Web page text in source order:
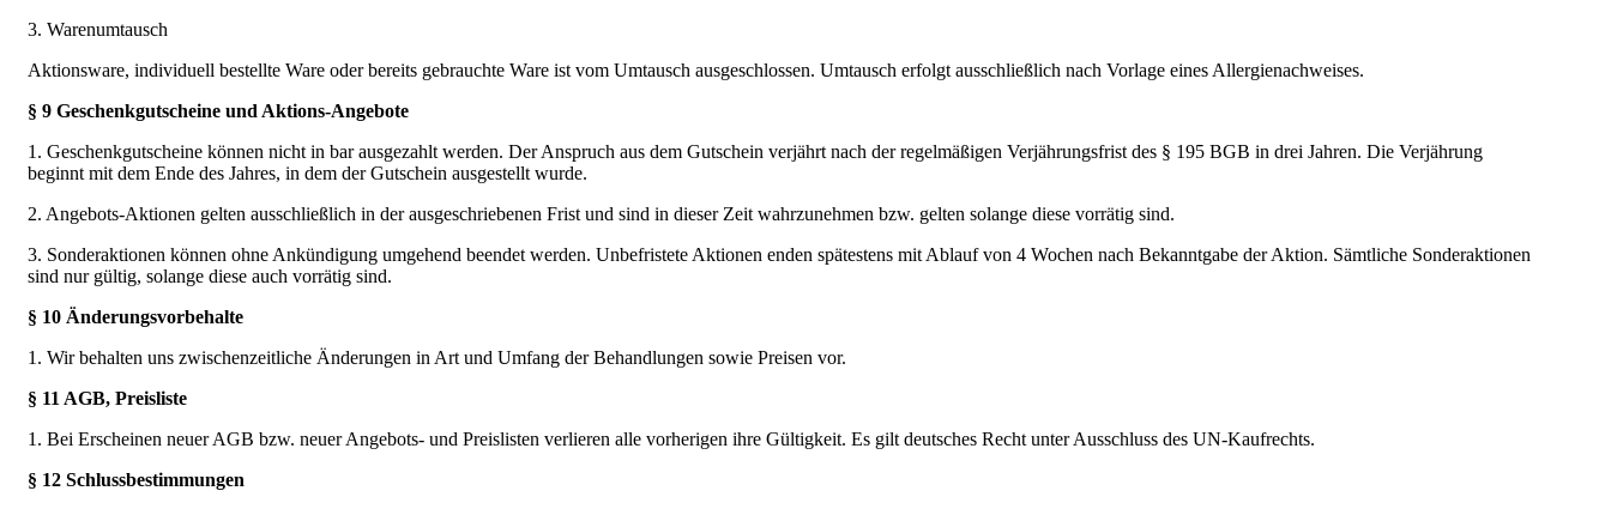
3. Warenumtausch
Aktionsware, individuell bestellte Ware oder bereits gebrauchte Ware ist vom Umtausch ausgeschlossen. Umtausch erfolgt ausschließlich nach Vorlage eines Allergienachweises.
§ 9 Geschenkgutscheine und Aktions-Angebote
1. Geschenkgutscheine können nicht in bar ausgezahlt werden. Der Anspruch aus dem Gutschein verjährt nach der regelmäßigen Verjährungsfrist des § 195 BGB in drei Jahren. Die Verjährung
beginnt mit dem Ende des Jahres, in dem der Gutschein ausgestellt wurde.
2. Angebots-Aktionen gelten ausschließlich in der ausgeschriebenen Frist und sind in dieser Zeit wahrzunehmen bzw. gelten solange diese vorrätig sind.
3. Sonderaktionen können ohne Ankündigung umgehend beendet werden. Unbefristete Aktionen enden spätestens mit Ablauf von 4 Wochen nach Bekanntgabe der Aktion. Sämtliche Sonderaktionen
sind nur gültig, solange diese auch vorrätig sind.
§ 10 Änderungsvorbehalte
1. Wir behalten uns zwischenzeitliche Änderungen in Art und Umfang der Behandlungen sowie Preisen vor.
§ 11 AGB, Preisliste
1. Bei Erscheinen neuer AGB bzw. neuer Angebots- und Preislisten verlieren alle vorherigen ihre Gültigkeit. Es gilt deutsches Recht unter Ausschluss des UN-Kaufrechts.
§ 12 Schlussbestimmungen